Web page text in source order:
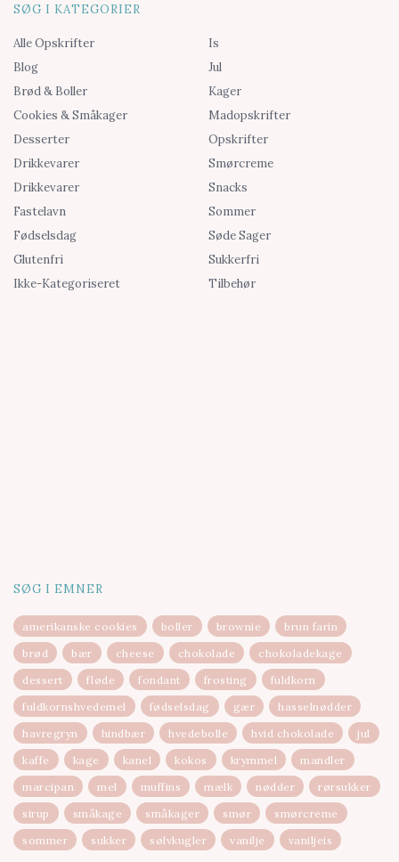
SØG I KATEGORIER
Alle Opskrifter
Blog
Brød & Boller
Cookies & Småkager
Desserter
Drikkevarer
Drikkevarer
Fastelavn
Fødselsdag
Glutenfri
Ikke-Kategoriseret
Is
Jul
Kager
Madopskrifter
Opskrifter
Smørcreme
Snacks
Sommer
Søde Sager
Sukkerfri
Tilbehør
SØG I EMNER
amerikanske cookies boller brownie
brun farin
brød
bær cheese chokolade
chokoladekage
dessert
fløde fondant frosting
fuldkorn
fuldkornshvedemel
fødselsdag gær
hasselnødder
havregryn
hindbær hvedebolle hvid chokolade
jul
kaffe
kage kanel kokos krymmel
mandler
marcipan
mel muffins mælk nødder
rørsukker
sirup
småkage småkager smør
smørcreme
sommer
sukker sølvkugler vanilje vaniljeis